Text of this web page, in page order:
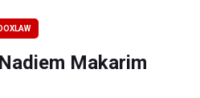
ANG Berpotensi Hemat Subsidi
995 Airsoft Gun di Sekolah Swasta
Makarim